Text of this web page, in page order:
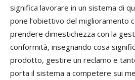
significa lavorare in un sistema di
pone l’obiettivo del miglioramento
prendere dimestichezza con la
conformità, insegnando cosa
prodotto, gestire un reclamo e
porta il sistema a competere sui